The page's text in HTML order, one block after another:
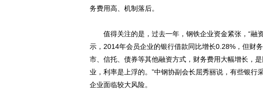
务费用高、机制落后。
值得关注的是，过去一年，钢铁企业资金紧张，“融
示，2014年会员企业的银行借款同比增长0.28%，但财
市、信托、债券等其他融资方式，财务费用大幅增长，
业，利率是上浮的。”中钢协副会长屈秀丽说，有些银行
企业面临较大风险。